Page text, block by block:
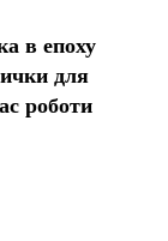
в епоху
для
роботи